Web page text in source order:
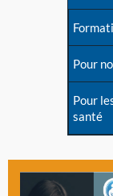
Pour
Pour
santé